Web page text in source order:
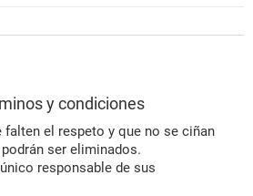
y condiciones
el respeto y que no se ciñan
ser eliminados.
responsable de sus